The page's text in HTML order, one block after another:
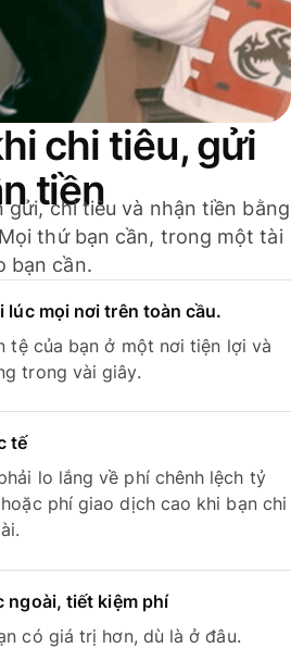
chi tiêu, gửi
tiền
gửi, chi tiêu và nhận tiền bằng
thứ bạn cần, trong một tài
bạn cần.
lúc mọi nơi trên toàn cầu.
tệ của bạn ở một nơi tiện lợi và
trong vài giây.
tế
lo lắng về phí chênh lệch tỷ
phí giao dịch cao khi bạn chi
ngoài, tiết kiệm phí
có giá trị hơn, dù là ở đâu.